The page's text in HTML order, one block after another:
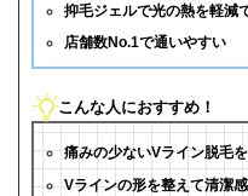
抑毛ジェルで光の熱を軽減
店舗数No.1で通いやすい
こんな人におすすめ！
痛みの少ないVライン脱毛
Vラインの形を整えて清潔